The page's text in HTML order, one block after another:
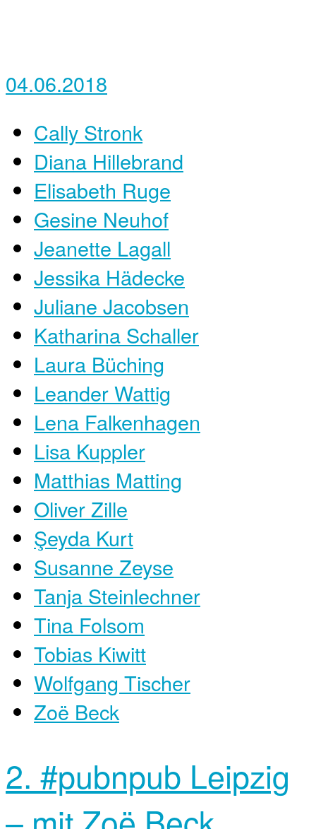
04.06.2018
Cally Stronk
Diana Hillebrand
Elisabeth Ruge
Gesine Neuhof
Jeanette Lagall
Jessika Hädecke
Juliane Jacobsen
Katharina Schaller
Laura Büching
Leander Wattig
Lena Falkenhagen
Lisa Kuppler
Matthias Matting
Oliver Zille
Şeyda Kurt
Susanne Zeyse
Tanja Steinlechner
Tina Folsom
Tobias Kiwitt
Wolfgang Tischer
Zoë Beck
2. #pubnpub Leipzig